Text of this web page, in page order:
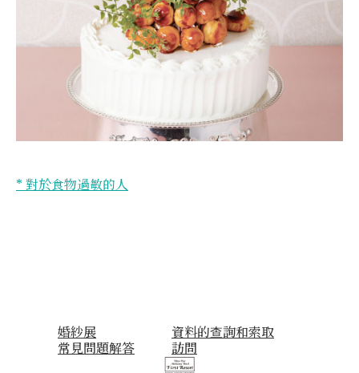
* 對於食物過敏的人
婚紗展
資料的查詢和索取
常見問題解答
訪問